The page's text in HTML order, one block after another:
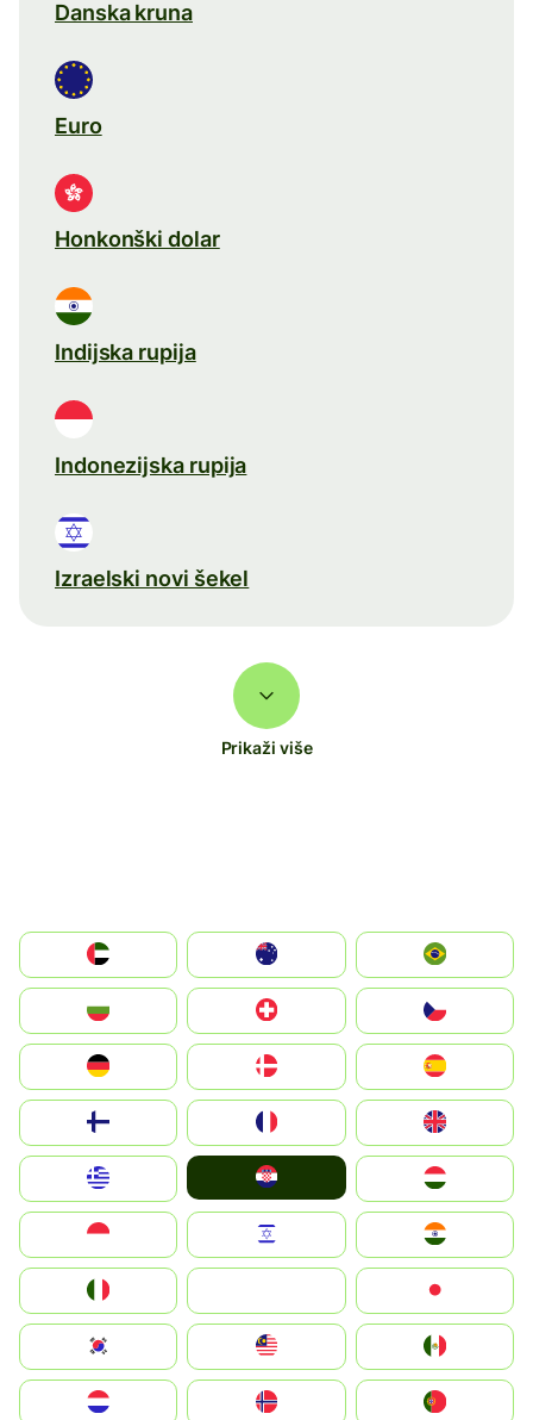
Danska kruna
Euro
Honkonški dolar
Indijska rupija
Indonezijska rupija
Izraelski novi šekel
Prikaži više
الإمارات العربية المتحدة
Switzerland
Deutschland
United Kingdom
Magyarország
South Korea